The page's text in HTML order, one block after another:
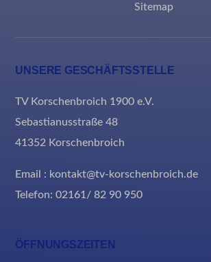
Sitemap
UNSERE GESCHÄFTSSTELLE
TV Korschenbroich 1900 e.V.
Sebastianusstraße 48
41352 Korschenbroich
Email : kontakt@tv-korschenbroich.de
Telefon: 02161/ 82 90 950
ÖFFNUNGSZEITEN